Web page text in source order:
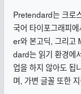
Pretendard는 크로
국어 타이포그래피
er와 본고딕, 그리고
dard는 읽기 환경에
업을 하지 않아도
며, 가변 글꼴 또한